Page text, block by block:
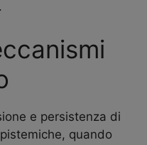
e persistenza di
quando